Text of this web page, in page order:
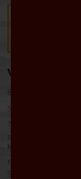
VITESE GRILLO
8,00 €
5,60 €
7,46 € Liter
heute
Florales Bouquet mit